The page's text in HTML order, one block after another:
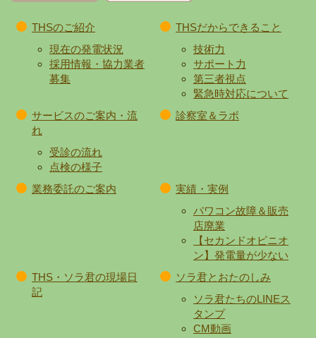
THSのご紹介
現在の発電状況
採用情報・協力業者
募集
THSだからできること
技術力
サポート力
第三者視点
緊急時対応について
サービスのご案内・流
れ
受診の流れ
点検の様子
診察室＆ラボ
業務委託のご案内
実績・実例
パワコン故障＆販売
店廃業
【セカンドオピニオ
ン】発電量が少ない
THS・ソラ君の現場日
記
ソラ君とおたのしみ
ソラ君たちのLINEス
タンプ
CM動画